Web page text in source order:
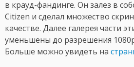
в крауд-фандинге. Он залез в
Citizen и сделал множество
качестве. Далее галерея части
уменьшены до разрешения
Больше можно увидеть на